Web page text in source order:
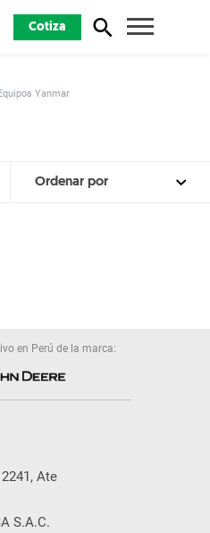
Cotiza
Yanmar
en Perú de la marca:
Ate
S.A.C.